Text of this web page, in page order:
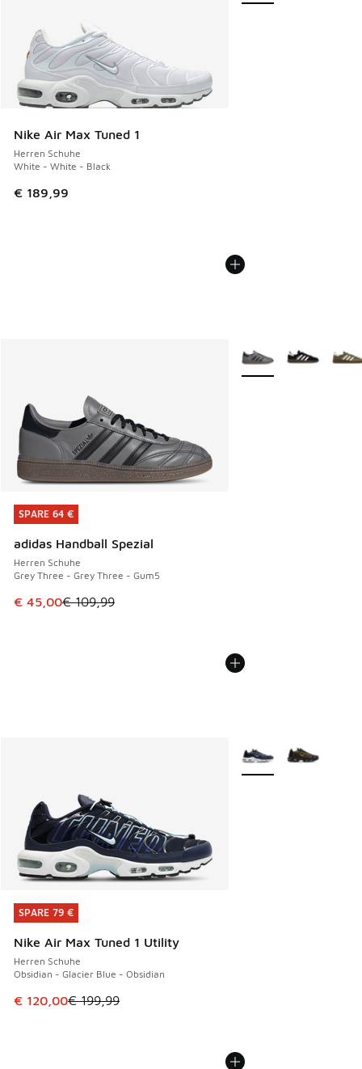
Nike Air Max Tuned 1
Herren Schuhe
White - White - Black
€ 189,99
SPARE 64 €
adidas Handball Spezial
Herren Schuhe
Grey Three - Grey Three - Gum5
Dieser Artikel ist im Sale. Der Preis ist von € 109,99 auf €
€ 45,00€ 109,99
SPARE 64 €
Weitere Farben
SPARE 79 €
Nike Air Max Tuned 1 Utility
Herren Schuhe
Obsidian - Glacier Blue - Obsidian
Dieser Artikel ist im Sale. Der Preis ist von € 199,99 auf €
€ 120,00€ 199,99
SPARE 79 €
Weitere Farben